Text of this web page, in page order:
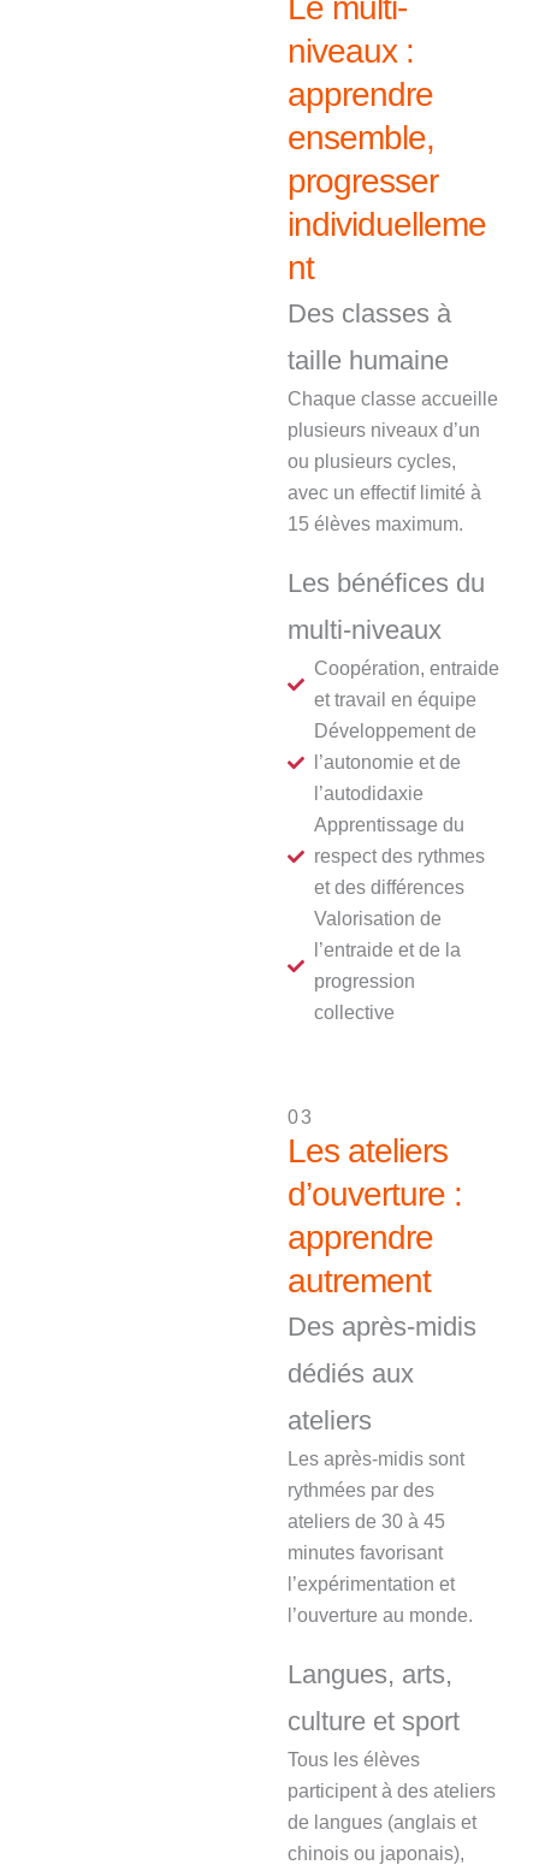
Le multi-
niveaux :
apprendre
ensemble,
progresser
individuelleme
nt
Des classes à
taille humaine
Chaque classe accueille
plusieurs niveaux d’un
ou plusieurs cycles,
avec un effectif limité à
15 élèves maximum.
Les bénéfices du
multi-niveaux
Coopération, entraide
et travail en équipe
Développement de
l’autonomie et de
l’autodidaxie
Apprentissage du
respect des rythmes
et des différences
Valorisation de
l’entraide et de la
progression
collective
03
Les ateliers
d’ouverture :
apprendre
autrement
Des après-midis
dédiés aux
ateliers
Les après-midis sont
rythmées par des
ateliers de 30 à 45
minutes favorisant
l’expérimentation et
l’ouverture au monde.
Langues, arts,
culture et sport
Tous les élèves
participent à des ateliers
de langues (anglais et
chinois ou japonais),